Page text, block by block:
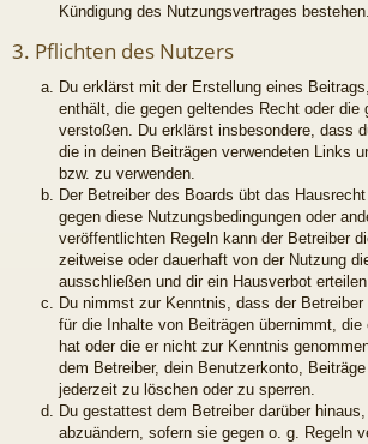
Kündigung des Nutzungsvertrages bestehen.
3. Pflichten des Nutzers
Du erklärst mit der Erstellung eines
enthält, die gegen geltendes Recht oder die
verstoßen. Du erklärst insbesondere, dass
die in deinen Beiträgen verwendeten Links
bzw. zu verwenden.
Der Betreiber des Boards übt das
gegen diese Nutzungsbedingungen oder
veröffentlichten Regeln kann der Betreiber
zeitweise oder dauerhaft von der Nutzung
ausschließen und dir ein Hausverbot
Du nimmst zur Kenntnis, dass der Betreiber
für die Inhalte von Beiträgen übernimmt,
hat oder die er nicht zur Kenntnis
dem Betreiber, dein Benutzerkonto,
jederzeit zu löschen oder zu sperren.
Du gestattest dem Betreiber darüber
abzuändern, sofern sie gegen o. g. Regeln